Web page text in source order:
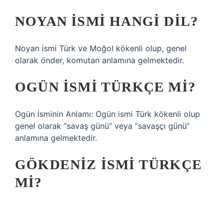
NOYAN ISMI HANGI DIL?
Noyan ismi Türk ve Moğol kökenli olup, genel
olarak önder, komutan anlamına gelmektedir.
OGÜN ISMI TÜRKÇE MI?
Ogün İsminin Anlamı: Ogün ismi Türk kökenli olup
genel olarak “savaş günü” veya “savaşçı günü”
anlamına gelmektedir.
GÖKDENIZ ISMI TÜRKÇE
MI?